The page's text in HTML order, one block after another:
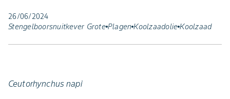
26/06/2024
Stengelboorsnuitkever Grote Plagen Koolzaadolie Koolzaad
Ceutorhynchus napi